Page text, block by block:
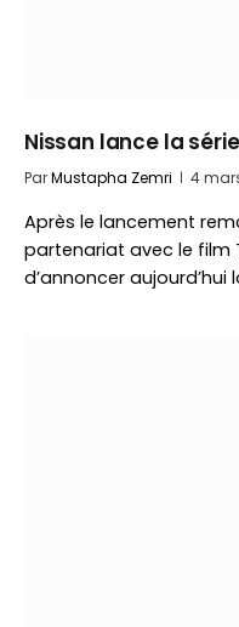
Nissan lance la
ParMustapha Zemri 4
Après le lancement
partenariat avec le film
d’annoncer aujourd’hui